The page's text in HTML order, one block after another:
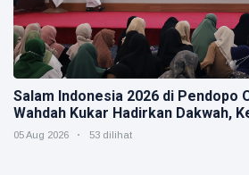
Salam Indonesia 2026 di Pendopo
Wahdah Kukar Hadirkan Dakwah,
Kepedulian Sosial
05 Aug 2026 53 dilihat